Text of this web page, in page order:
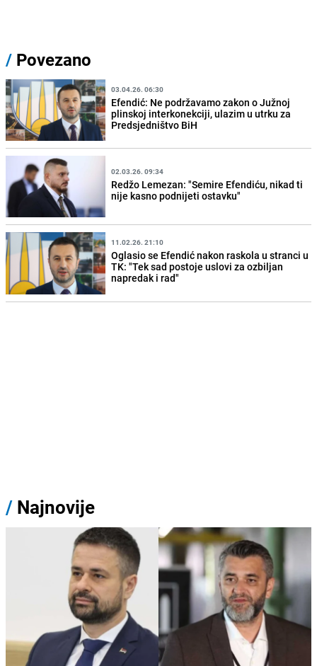
/ Povezano
03.04.26. 06:30
Efendić: Ne podržavamo zakon o Južnoj
plinskoj interkonekciji, ulazim u utrku za
Predsjedništvo BiH
02.03.26. 09:34
Redžo Lemezan: "Semire Efendiću, nikad ti
nije kasno podnijeti ostavku"
11.02.26. 21:10
Oglasio se Efendić nakon raskola u stranci u
TK: "Tek sad postoje uslovi za ozbiljan
napredak i rad"
/ Najnovije